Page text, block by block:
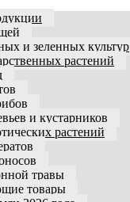
и зеленных культур
растений
и кустарников
растений
травы
товары